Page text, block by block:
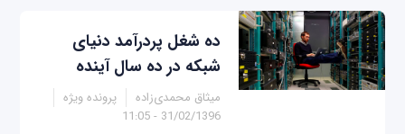
ده شغل پردرآمد دنیای
شبکه در ده سال آینده
میثاق محمدی‌زاده
پرونده ویژه
31/02/1396 - 11:05